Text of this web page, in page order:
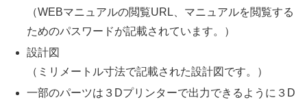
（WEBマニュアルの閲覧URL、マニュアルを閲覧する
ためのパスワードが記載されています。）
設計図
（ミリメートル寸法で記載された設計図です。）
一部のパーツは３Dプリンターで出力できるように３D